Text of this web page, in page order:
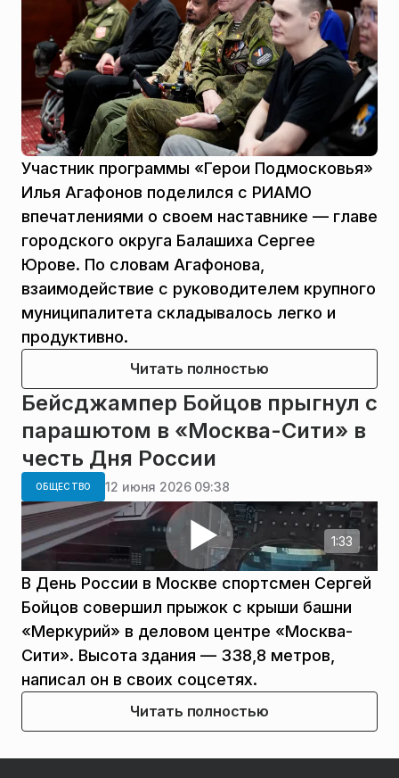
Участник программы «Герои Подмосковья»
Илья Агафонов поделился с РИАМО
впечатлениями о своем наставнике — главе
городского округа Балашиха Сергее
Юрове. По словам Агафонова,
взаимодействие с руководителем крупного
муниципалитета складывалось легко и
продуктивно.
Читать полностью
Бейсджампер Бойцов прыгнул с
парашютом в «Москва-Сити» в
честь Дня России
ОБЩЕСТВО 12 июня 2026 09:38
1:33
В День России в Москве спортсмен Сергей
Бойцов совершил прыжок с крыши башни
«Меркурий» в деловом центре «Москва-
Сити». Высота здания — 338,8 метров,
написал он в своих соцсетях.
Читать полностью